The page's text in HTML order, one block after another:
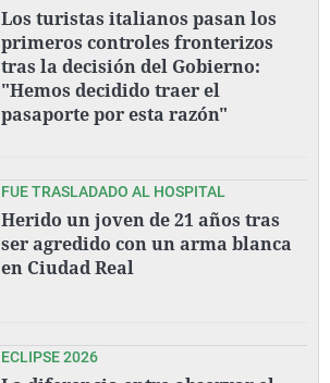
Los turistas italianos pasan los
primeros controles fronterizos
tras la decisión del Gobierno:
"Hemos decidido traer el
pasaporte por esta razón"
FUE TRASLADADO AL HOSPITAL
Herido un joven de 21 años tras
ser agredido con un arma blanca
en Ciudad Real
ECLIPSE 2026